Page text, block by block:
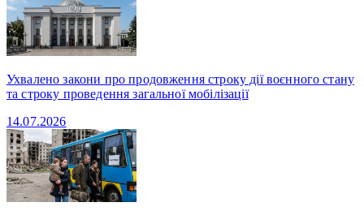
Ухвалено закони про продовження строку дії воєнного стану
та строку проведення загальної мобілізації
14.07.2026